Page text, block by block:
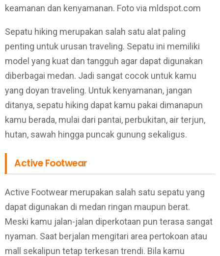
keamanan dan kenyamanan. Foto via mldspot.com
Sepatu hiking merupakan salah satu alat paling
penting untuk urusan traveling. Sepatu ini memiliki
model yang kuat dan tangguh agar dapat digunakan
diberbagai medan. Jadi sangat cocok untuk kamu
yang doyan traveling. Untuk kenyamanan, jangan
ditanya, sepatu hiking dapat kamu pakai dimanapun
kamu berada, mulai dari pantai, perbukitan, air terjun,
hutan, sawah hingga puncak gunung sekaligus.
Active Footwear
Active Footwear merupakan salah satu sepatu yang
dapat digunakan di medan ringan maupun berat.
Meski kamu jalan-jalan diperkotaan pun terasa sangat
nyaman. Saat berjalan mengitari area pertokoan atau
mall sekalipun tetap terkesan trendi. Bila kamu